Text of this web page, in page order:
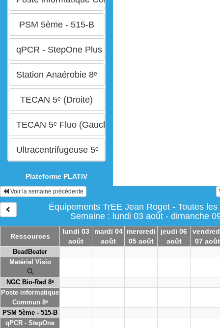
Plateforme PLATIV
Voir la semaine précédente
Équipements TrEE Jean Roget - Toutes
Semaine : lundi 03 août - dimanche
Ressources
lundi 03
août
mardi 04
août
mercredi
05 août
jeudi 06
août
07 août
BeadBeater
Matériel Visio
NGC Bio-Rad 8ᵉ
Poste informatique
Commun 8ᵉ
PSM 5ème - 515-B
qPCR - StepOne